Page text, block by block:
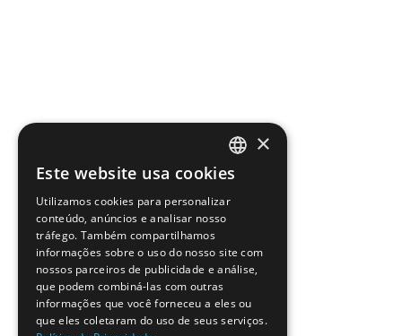
PORTUGUESE
ENGLISH
SPANISH
×
Este website usa cookies
Utilizamos cookies para personalizar
conteúdo, anúncios e analisar nosso
tráfego. Também compartilhamos
informações sobre o uso do nosso site com
nossos parceiros de publicidade e análise,
que podem combiná-las com outras
informações que você forneceu a eles ou
que eles coletaram do uso de seus serviços.